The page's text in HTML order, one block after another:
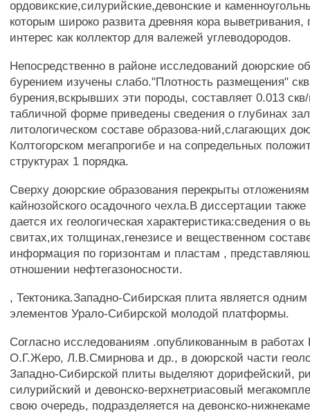
ордовикские,силурийские,девонские и
которым широко развита древняя кора
интерес как коллектор для валежей углеводородов.
Непосредственно в районе исследований доюрские
бурением изучены слабо."Плотность размещения"
бурения,вскрывших эти породы, составляет 0.013
табличной форме приведены сведения о глубинах
литологическом составе образова-ний,слагающих
Колтогорском мегапрогибе и на сопредельных
структурах 1 порядка.
Сверху доюрские образования перекрыты
кайнозойского осадочного чехла.В диссертации
дается их геологическая характеристика:сведения о
свитах,их толщинах,генезисе и вещественном
информация по горизонтам и пластам ,
отношении нефтегазоносности.
, Тектоника.Западно-Сибирская плита является
элементов Урало-Сибирской молодой платформы.
Согласно исследованиям .опубликованным в
О.Г.Жеро, Л.В.Смирнова и др., в доюрской части
Западно-Сибирской плиты выделяют дорифейский,
силурийский и девонско-верхнетриасовый
свою очередь, подразделяется на девонско-